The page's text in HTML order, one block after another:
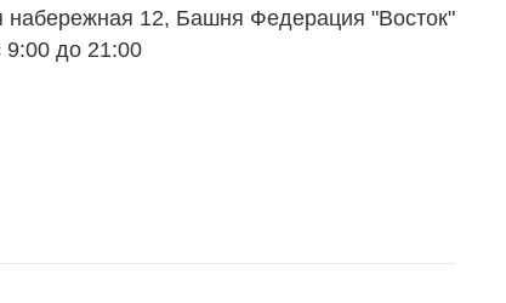
набережная 12, Башня Федерация "Восток"
9:00 до 21:00